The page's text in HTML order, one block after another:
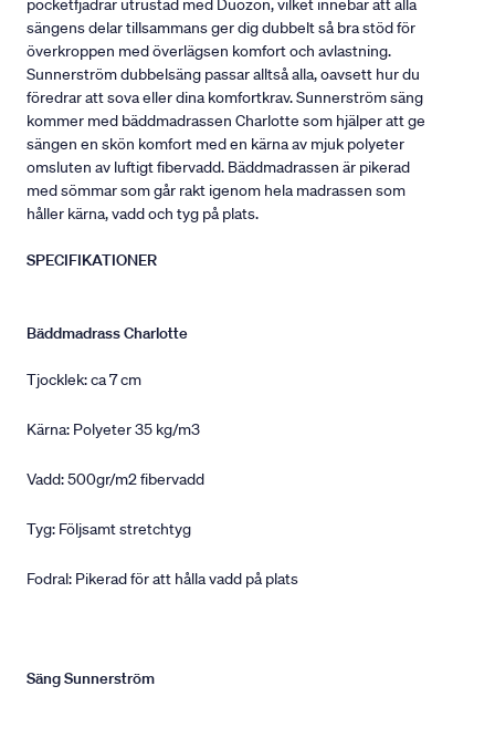
pocketfjädrar utrustad med Duozon, vilket innebär att alla
sängens delar tillsammans ger dig dubbelt så bra stöd för
överkroppen med överlägsen komfort och avlastning.
Sunnerström dubbelsäng passar alltså alla, oavsett hur du
föredrar att sova eller dina komfortkrav. Sunnerström säng
kommer med bäddmadrassen Charlotte som hjälper att ge
sängen en skön komfort med en kärna av mjuk polyeter
omsluten av luftigt fibervadd. Bäddmadrassen är pikerad
med sömmar som går rakt igenom hela madrassen som
håller kärna, vadd och tyg på plats.
SPECIFIKATIONER
Bäddmadrass Charlotte
Tjocklek: ca 7 cm
Kärna: Polyeter 35 kg/m3
Vadd: 500gr/m2 fibervadd
Tyg: Följsamt stretchtyg
Fodral: Pikerad för att hålla vadd på plats
Säng Sunnerström